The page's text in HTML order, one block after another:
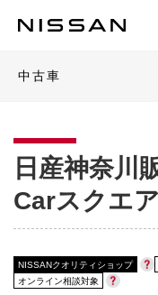
中古車
日産神奈川
Carスクエ
NISSANクオリティショップ
オンライン相談対象